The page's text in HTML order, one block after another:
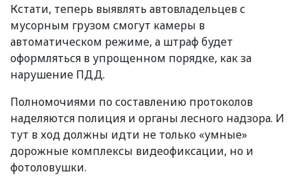
Кстати, теперь выявлять автовладельцев с
мусорным грузом смогут камеры в
автоматическом режиме, а штраф будет
оформляться в упрощенном порядке, как за
нарушение ПДД.
Полномочиями по составлению протоколов
наделяются полиция и органы лесного надзора. И
тут в ход должны идти не только «умные»
дорожные комплексы видеофиксации, но и
фотоловушки.